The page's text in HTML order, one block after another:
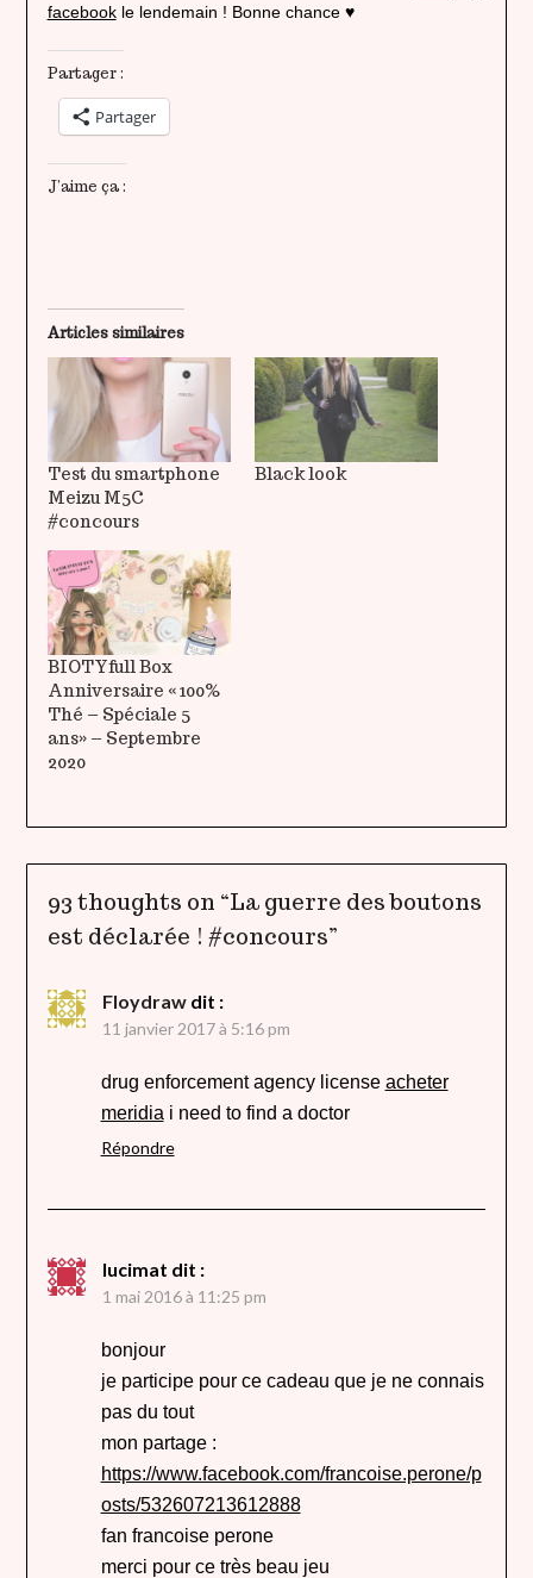
facebookle lendemain ! Bonne chance ♥
Partager :
Partager
J’aime ça :
Articles similaires
Test du smartphone
Meizu M5C
#concours
Black look
BIOTYfull Box
Anniversaire « 100%
Thé – Spéciale 5
ans» – Septembre
2020
93 thoughts on “La guerre des boutons
est déclarée ! #concours”
Floydraw dit :
11 janvier 2017 à 5:16 pm
drug enforcement agency license acheter
meridia i need to find a doctor
Répondre
lucimat dit :
1 mai 2016 à 11:25 pm
bonjour
je participe pour ce cadeau que je ne connais
pas du tout
mon partage :
https://www.facebook.com/francoise.perone/p
osts/532607213612888
fan francoise perone
merci pour ce très beau jeu